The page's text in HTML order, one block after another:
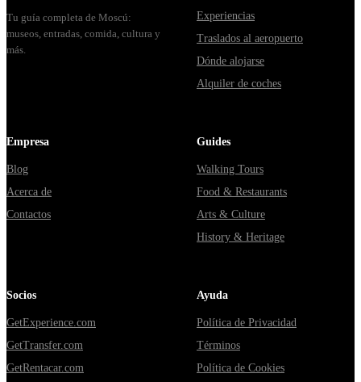
Tu guía completa de Moscú:
museos, entradas, comida, cultura y
más.
Experiencias
Traslados al aeropuerto
Dónde alojarse
Alquiler de coches
Empresa
Blog
Acerca de
Contactos
Guides
Walking Tours
Food & Restaurants
Arts & Culture
History & Heritage
Socios
GetExperience.com
GetTransfer.com
GetRentacar.com
Ayuda
Política de Privacidad
Términos
Política de Cookies